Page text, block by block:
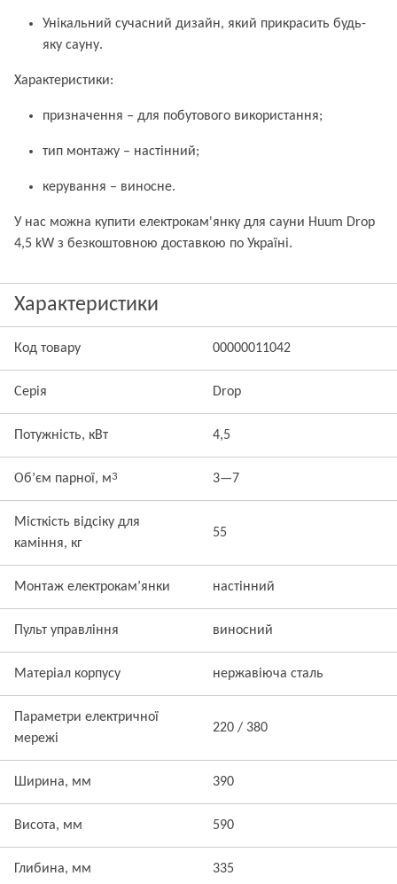
Унікальний сучасний дизайн, який прикрасить будь-
яку сауну.
Характеристики:
призначення – для побутового використання;
тип монтажу – настінний;
керування – виносне.
У нас можна купити електрокам'янку для сауни Huum Drop
4,5 kW з безкоштовною доставкою по Україні.
Характеристики
Код товару 00000011042
Серія Drop
Потужність, кВт 4,5
Об’єм парної, м3 3—7
Місткість відсіку для
каміння, кг
55
Монтаж електрокам’янки настінний
Пульт управління виносний
Матеріал корпусу нержавіюча сталь
Параметри електричної
мережі
220 / 380
Ширина, мм 390
Висота, мм 590
Глибина, мм 335